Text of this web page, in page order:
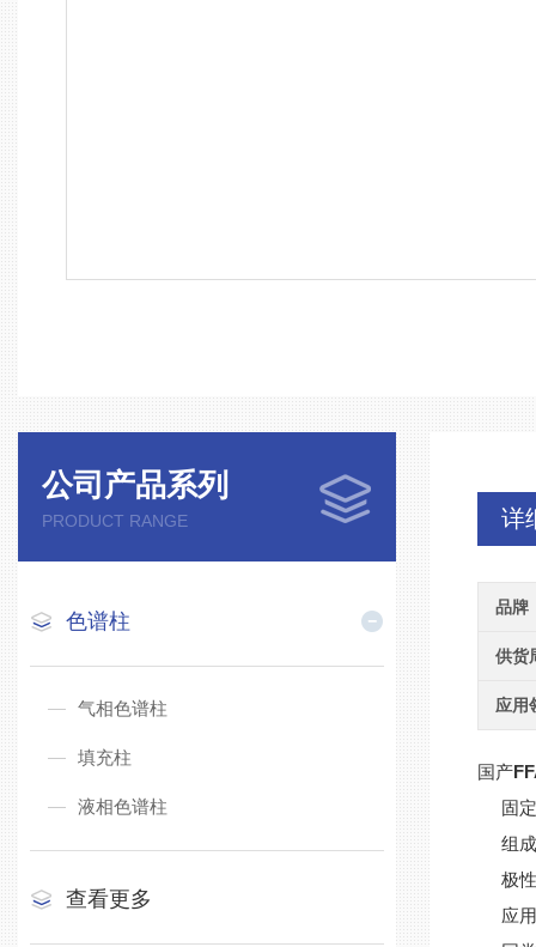
公司产品系列
PRODUCT RANGE
色谱柱
气相色谱柱
填充柱
液相色谱柱
查看更多
详
品牌
供货
应用
国产
固定
组成
极性
应用